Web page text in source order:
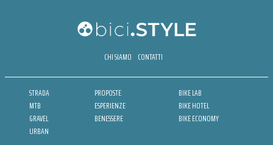
CHI SIAMO CONTATTI
STRADA
MTB
GRAVEL
URBAN
PROPOSTE
ESPERIENZE
BENESSERE
BIKE LAB
BIKE HOTEL
BIKE ECONOMY